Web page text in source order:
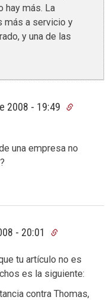
hay más. La
más a servicio y
y una de las
2008 - 19:49
una empresa no
- 20:01
tu artículo no es
es la siguiente:
contra Thomas,